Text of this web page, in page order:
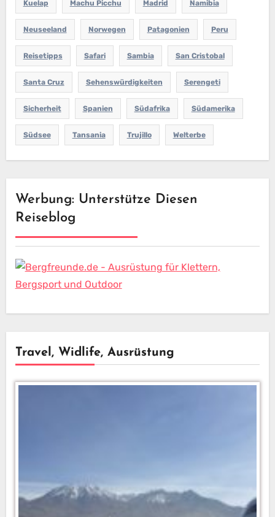
Kuelap Machu Picchu Madrid Namibia
Neuseeland Norwegen Patagonien Peru
Reisetipps Safari Sambia San Cristobal
Santa Cruz Sehenswürdigkeiten Serengeti
Sicherheit Spanien Südafrika Südamerika
Südsee Tansania Trujillo Welterbe
Werbung: Unterstütze Diesen
Reiseblog
Travel, Widlife, Ausrüstung